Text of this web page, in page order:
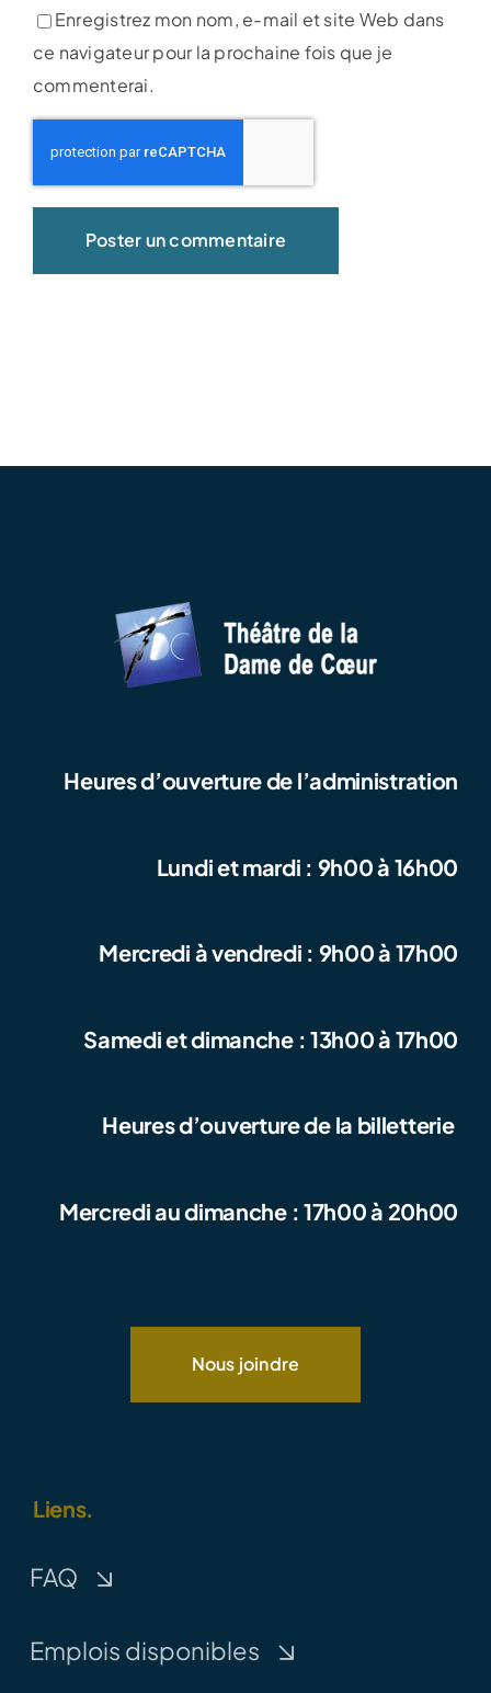
Enregistrez mon nom, e-mail et site Web dans
ce navigateur pour la prochaine fois que je
commenterai.
Heures d’ouverture de l’administration
Lundi et mardi : 9h00 à 16h00
Mercredi à vendredi : 9h00 à 17h00
Samedi et dimanche : 13h00 à 17h00
Heures d’ouverture de la billetterie
Mercredi au dimanche : 17h00 à 20h00
Nous joindre
Liens.
FAQ
Emplois disponibles